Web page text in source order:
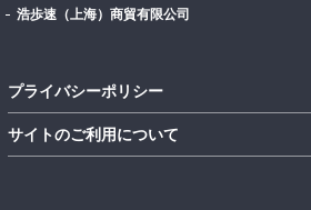
浩歩速（上海）商貿有限公司
プライバシーポリシー
サイトのご利用について